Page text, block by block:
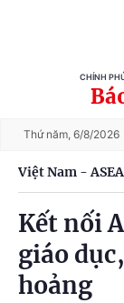
CHÍNH
Thứ năm, 6/8/2026
Việt Nam -
Kết nối
giáo
hoảng